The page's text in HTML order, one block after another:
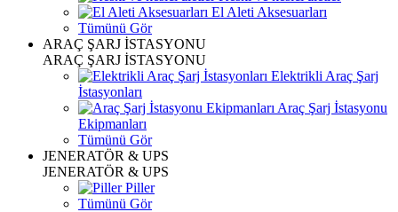
El Aleti Aksesuarları
Tümünü Gör
ARAÇ ŞARJ İSTASYONU
ARAÇ ŞARJ İSTASYONU
Elektrikli Araç Şarj
İstasyonları
Araç Şarj İstasyonu
Ekipmanları
Tümünü Gör
JENERATÖR & UPS
JENERATÖR & UPS
Piller
Tümünü Gör